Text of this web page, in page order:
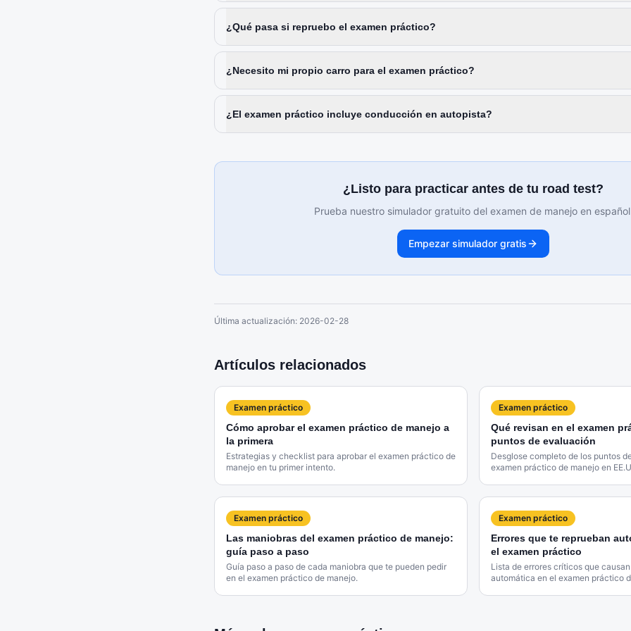
¿Qué pasa si repruebo el examen práctico?
¿Necesito mi propio carro para el examen práctico?
¿El examen práctico incluye conducción en autopista?
¿Listo para practicar antes de tu road test?
Prueba nuestro simulador gratuito del examen de manejo en
Empezar simulador gratis
Última actualización: 2026-02-28
Artículos relacionados
Examen práctico
Cómo aprobar el examen práctico de manejo a
la primera
Estrategias y checklist para aprobar el examen práctico de
manejo en tu primer intento.
Examen práctico
Qué revisan en el examen
puntos de evaluación
Desglose completo de los puntos
examen práctico de manejo en
Examen práctico
Las maniobras del examen práctico de manejo:
guía paso a paso
Guía paso a paso de cada maniobra que te pueden pedir
en el examen práctico de manejo.
Examen práctico
Errores que te reprueban
el examen práctico
Lista de errores críticos que
automática en el examen práctico